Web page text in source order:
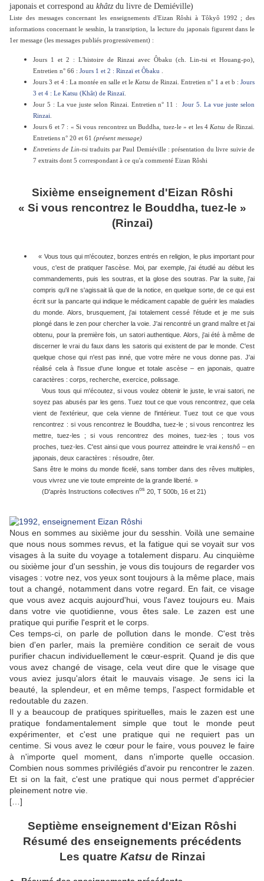
japonais et correspond au khâtz du livre de Demiéville)
Liste des messages concernant les enseignements d'Eizan Rôshi à Tôkyô 1992 ; des
informations concernant le sesshin, la transription, la lecture du japonais figurent dans le
1er message (les messages publiés progressivement) :
Jours 1 et 2 : L'histoire de Rinzai avec Ôbaku (ch. Lin-tsi et Houang-po),
Entretien n° 66 : Jours 1 et 2 : Rinzaï et Ôbaku
Jours 3 et 4 : La montée en salle et le Katsu de Rinzai. Entretien n° 1 a et b : Jours
3 et 4 : Le Katsu (Khât) de Rinzaï
Jour 5 : La vue juste selon Rinzai. Entretien n° 11 :Jour 5. La vue juste selon
Rinzai
Jours 6 et 7 : « Si vous rencontrez un Buddha, tuez-le » et les 4 Katsu de Rinzai.
Entretiens n° 20 et 61 (présent message)
Entretiens de Lin-tsitraduits par Paul Demiéville : présentation du livre suivie de
7 extraits dont 5 correspondant à ce qu'a commenté Eizan Rôshi
Sixième enseignement d'Eizan Rôshi
« Si vous rencontrez le Bouddha, tuez-le »
(Rinzai)
« Vous tous qui m'écoutez, bonzes entrés en religion, le plus important pour
vous, c'est de pratiquer l'ascèse. Moi, par exemple, j'ai étudié au début les
commandements, puis les soutras, et la glose des soutras. Par la suite, j'ai
compris qu'il ne s'agissait là que de la notice, en quelque sorte, de ce qui est
écrit sur la pancarte qui indique le médicament capable de guérir les maladies
du monde. Alors, brusquement, j'ai totalement cessé l'étude et je me suis
plongé dans le zen pour chercher la voie. J'ai rencontré un grand maître et j'ai
obtenu, pour la première fois, un satori authentique. Alors, j'ai été à même de
discerner le vrai du faux dans les satoris qui existent de par le monde. C'est
quelque chose qui n'est pas inné, que votre mère ne vous donne pas. J'ai
réalisé cela à l'issue d'une longue et totale ascèse – en japonais, quatre
caractères : corps, recherche, exercice, polissage.
Vous tous qui m'écoutez, si vous voulez obtenir le juste, le vrai satori, ne
soyez pas abusés par les gens. Tuez tout ce que vous rencontrez, que cela
vient de l'extérieur, que cela vienne de l'intérieur. Tuez tout ce que vous
rencontrez : si vous rencontrez le Bouddha, tuez-le ; si vous rencontrez les
mettre, tuez-les ; si vous rencontrez des moines, tuez-les ; tous vos
proches, tuez-les. C'est ainsi que vous pourrez atteindre le vrai kenshô – en
japonais, deux caractères : résoudre, ôter.
Sans être le moins du monde ficelé, sans tomber dans des rêves multiples,
vous vivrez une vie toute empreinte de la grande liberté. »
(D'après Instructions collectives nos 20, T 500b, 16 et 21)
Nous en sommes au sixième jour du sesshin. Voilà une semaine
que nous nous sommes revus, et la fatigue qui se voyait sur vos
visages à la suite du voyage a totalement disparu. Au cinquième
ou sixième jour d'un sesshin, je vous dis toujours de regarder vos
visages : votre nez, vos yeux sont toujours à la même place, mais
tout a changé, notamment dans votre regard. En fait, ce visage
que vous avez acquis aujourd'hui, vous l'avez toujours eu. Mais
dans votre vie quotidienne, vous êtes sale. Le zazen est une
pratique qui purifie l'esprit et le corps.
Ces temps-ci, on parle de pollution dans le monde. C'est très
bien d'en parler, mais la première condition ce serait de vous
purifier chacun individuellement le cœur-esprit. Quand je dis que
vous avez changé de visage, cela veut dire que le visage que
vous aviez jusqu'alors était le mauvais visage. Je sens ici la
beauté, la splendeur, et en même temps, l'aspect formidable et
redoutable du zazen.
Il y a beaucoup de pratiques spirituelles, mais le zazen est une
pratique fondamentalement simple que tout le monde peut
expérimenter, et c'est une pratique qui ne requiert pas un
centime. Si vous avez le cœur pour le faire, vous pouvez le faire
à n'importe quel moment, dans n'importe quelle occasion.
Combien nous sommes privilégiés d'avoir pu rencontrer le zazen.
Et si on la fait, c'est une pratique qui nous permet d'apprécier
pleinement notre vie.
[…]
Septième enseignement d'Eizan Rôshi
Résumé des enseignements précédents
Les quatre Katsude Rinzai